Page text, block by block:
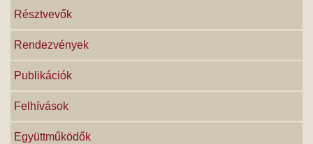
Résztvevők
Rendezvények
Publikációk
Felhívások
Együttműködők